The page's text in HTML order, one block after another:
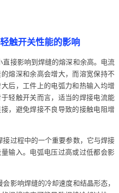
触开关性能的影响
直接影响到焊缝的熔深和余高。电流
熔深和余高会增大，而溶宽保持不
后，工件上的电弧力和热输入均增
轻触开关而言，适当的焊接电流能
，避免焊接不良导致的接触电阻增
接过程中的一个重要参数，它与焊接
输入。电弧电压过高或过低都会影
会影响焊缝的冷却速度和结晶形态，